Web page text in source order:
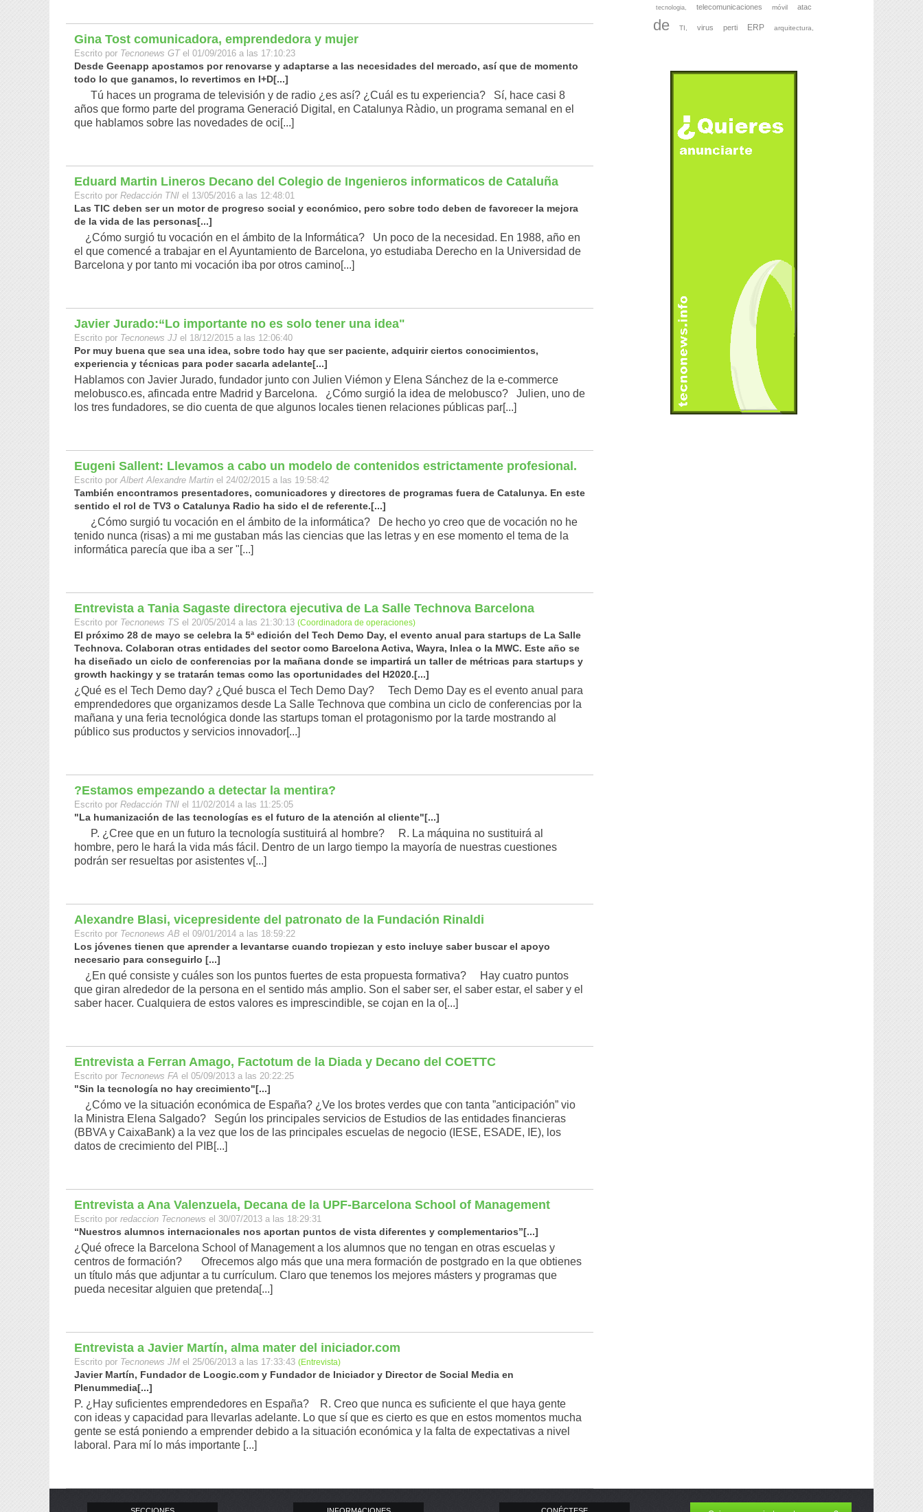
Gina Tost comunicadora, emprendedora y mujer
Escrito por Tecnonews GTel 01/09/2016 a las 17:10:23
Desde Geenapp apostamos por renovarse y adaptarse a las necesidades del mercado, así que de momento
todo lo que ganamos, lo revertimos en I+D[...]
Tú haces un programa de televisión y de radio ¿es así? ¿Cuál es tu experiencia? Sí, hace casi 8
años que formo parte del programa Generació Digital, en Catalunya Ràdio, un programa semanal en el
que hablamos sobre las novedades de oci[...]
Eduard Martin Lineros Decano del Colegio de Ingenieros informaticos de Cataluña
Escrito por Redacción TNI el 13/05/2016 a las 12:48:01
Las TIC deben ser un motor de progreso social y económico, pero sobre todo deben de favorecer la mejora
de la vida de las personas[...]
¿Cómo surgió tu vocación en el ámbito de la Informática? Un poco de la necesidad. En 1988, año en
el que comencé a trabajar en el Ayuntamiento de Barcelona, yo estudiaba Derecho en la Universidad de
Barcelona y por tanto mi vocación iba por otros camino[...]
Javier Jurado:“Lo importante no es solo tener una idea"
Escrito por Tecnonews JJ el 18/12/2015 a las 12:06:40
Por muy buena que sea una idea, sobre todo hay que ser paciente, adquirir ciertos conocimientos,
experiencia y técnicas para poder sacarla adelante[...]
Hablamos con Javier Jurado, fundador junto con Julien Viémon y Elena Sánchez de la e-commerce
melobusco.es, afincada entre Madrid y Barcelona. ¿Cómo surgió la idea de melobusco? Julien, uno de
los tres fundadores, se dio cuenta de que algunos locales tienen relaciones públicas par[...]
Eugeni Sallent: Llevamos a cabo un modelo de contenidos estrictamente profesional.
Escrito porAlbert Alexandre Martin el 24/02/2015 a las 19:58:42
También encontramos presentadores, comunicadores y directores de programas fuera de Catalunya. En este
sentido el rol de TV3 o Catalunya Radio ha sido el de referente.[...]
¿Cómo surgió tu vocación en el ámbito de la informática? De hecho yo creo que de vocación no he
tenido nunca (risas) a mi me gustaban más las ciencias que las letras y en ese momento el tema de la
informática parecía que iba a ser "[...]
Entrevista a Tania Sagaste directora ejecutiva de La Salle Technova Barcelona
Escrito por Tecnonews TS el 20/05/2014 a las 21:30:13 (Coordinadora de operaciones)
El próximo 28 de mayo se celebra la 5ª edición del Tech Demo Day, el evento anual para startups de La Salle
Technova. Colaboran otras entidades del sector como Barcelona Activa, Wayra, Inlea o la MWC. Este año se
ha diseñado un ciclo de conferencias por la mañana donde se impartirá un taller de métricas para startups y
growth hackingy y se tratarán temas como las oportunidades del H2020.[...]
¿Qué es el Tech Demo day? ¿Qué busca el Tech Demo Day? Tech Demo Day es el evento anual para
emprendedores que organizamos desde La Salle Technova que combina un ciclo de conferencias por la
mañana y una feria tecnológica donde las startups toman el protagonismo por la tarde mostrando al
público sus productos y servicios innovador[...]
?Estamos empezando a detectar la mentira?
Escrito por Redacción TNI el 11/02/2014 a las 11:25:05
"La humanización de las tecnologías es el futuro de la atención al cliente"[...]
P. ¿Cree que en un futuro la tecnología sustituirá al hombre? R. La máquina no sustituirá al
hombre, pero le hará la vida más fácil. Dentro de un largo tiempo la mayoría de nuestras cuestiones
podrán ser resueltas por asistentes v[...]
Alexandre Blasi, vicepresidente del patronato de la Fundación Rinaldi
Escrito por Tecnonews AB el 09/01/2014 a las 18:59:22
Los jóvenes tienen que aprender a levantarse cuando tropiezan y esto incluye saber buscar el apoyo
necesario para conseguirlo [...]
¿En qué consiste y cuáles son los puntos fuertes de esta propuesta formativa? Hay cuatro puntos
que giran alrededor de la persona en el sentido más amplio. Son el saber ser, el saber estar, el saber y el
saber hacer. Cualquiera de estos valores es imprescindible, se cojan en la o[...]
Entrevista a Ferran Amago, Factotum de la Diada y Decano del COETTC
Escrito por Tecnonews FA el 05/09/2013 a las 20:22:25
"Sin la tecnología no hay crecimiento"[...]
¿Cómo ve la situación económica de España? ¿Ve los brotes verdes que con tanta ”anticipación” vio
la Ministra Elena Salgado? Según los principales servicios de Estudios de las entidades financieras
(BBVA y CaixaBank) a la vez que los de las principales escuelas de negocio (IESE, ESADE, IE), los
datos de crecimiento del PIB[...]
Entrevista a Ana Valenzuela, Decana de la UPF-Barcelona School of Management
Escrito por redaccion Tecnonews el 30/07/2013 a las 18:29:31
“Nuestros alumnos internacionales nos aportan puntos de vista diferentes y complementarios”[...]
¿Qué ofrece la Barcelona School of Management a los alumnos que no tengan en otras escuelas y
centros de formación? Ofrecemos algo más que una mera formación de postgrado en la que obtienes
un título más que adjuntar a tu currículum. Claro que tenemos los mejores másters y programas que
pueda necesitar alguien que pretenda[...]
Entrevista a Javier Martín, alma mater del iniciador.com
Escrito por Tecnonews JM el 25/06/2013 a las 17:33:43 (Entrevista)
Javier Martín, Fundador de Loogic.com y Fundador de Iniciador y Director de Social Media en
Plenummedia[...]
P. ¿Hay suficientes emprendedores en España? R. Creo que nunca es suficiente el que haya gente
con ideas y capacidad para llevarlas adelante. Lo que sí que es cierto es que en estos momentos mucha
gente se está poniendo a emprender debido a la situación económica y la falta de expectativas a nivel
laboral. Para mí lo más importante [...]
tecnologia, telecomunicaciones móvil atac
de TI, virus perti ERP arquitectura,